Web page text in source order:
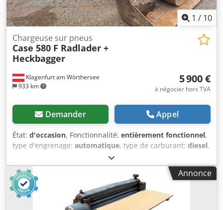
1 / 10
Klagenfurt am Wörthersee
933 km
Chargeuse sur pneus
Case 580 F Radlader +
Heckbagger
5 900 €
à négocier hors TVA
Demander Appel
État: d'occasion, Fonctionnalité: entièrement fonctionnel,
type d'engrenage: automatique, type de carburant: diesel,
7 500 kg
d'essieux:4x2, première immatriculation:10/1977, Année
de construction:
, Équipement:hydraulique
Techniquement en bon état Dedpfx Aet S Idroqteck
Annonce